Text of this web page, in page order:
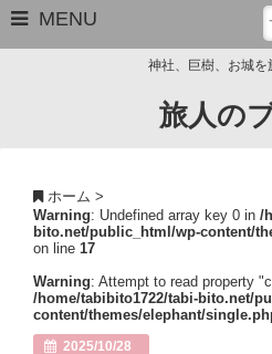
MENU
サイトマップ
Close
神社、巨樹、お城を
旅人の
ホーム >
Warning: Undefined array key 0 in /
bito.net/public_html/wp-content/
on line 17
Warning: Attempt to read property
/home/tabibito1722/tabi-bito.net/
content/themes/elephant/
2025/10/28